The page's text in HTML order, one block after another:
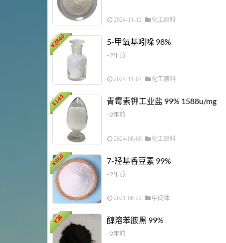
2024-11-12 化工原料
¥
3840 5-甲氧基吲哚 98%
- 2年前
2024-11-07 化工原料
¥
144 青霉素钾工业盐 99% 1588u/mg
- 2年前
2024-08-09 化工原料
¥
960 7-羟基香豆素 99%
- 2年前
2021-06-22 中间体
¥
36 醇溶苯胺黑 99%
- 2年前